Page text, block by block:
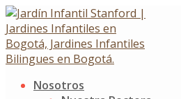
Skip
to
content
Nosotros